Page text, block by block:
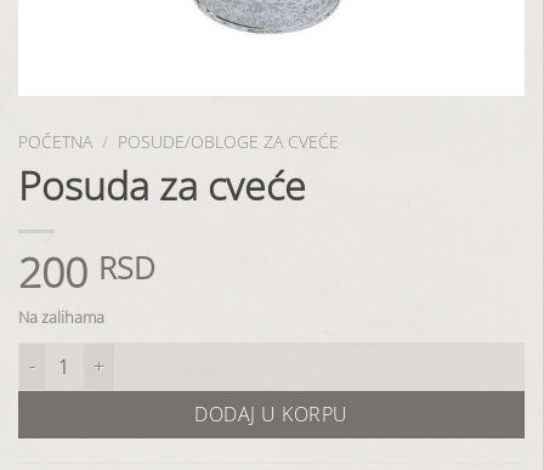
POČETNA / POSUDE/OBLOGE ZA CVEĆE
Posuda za cveće
200 RSD
Na zalihama
Posuda za cveće količina
DODAJ U KORPU